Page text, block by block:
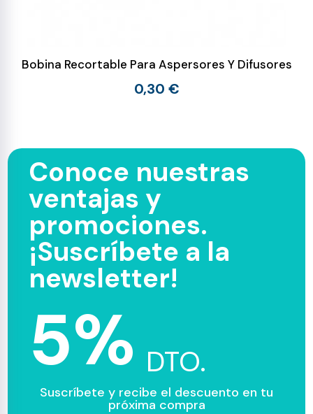
Bobina Recortable Para Aspersores Y Difusores
0,30 €
Conoce nuestras
ventajas y
promociones.
¡Suscríbete a la
newsletter!
5% DTO.
Suscríbete y recibe el descuento en tu
próxima compra